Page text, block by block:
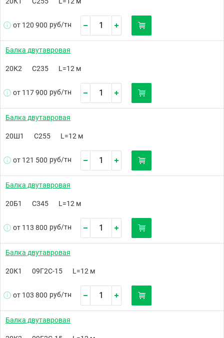
от 120 900 руб/тн
Балка двутавровая
20К2 С235 L=12 м
от 117 900 руб/тн
Балка двутавровая
20Ш1 С255 L=12 м
от 121 500 руб/тн
Балка двутавровая
20Б1 С345 L=12 м
от 113 800 руб/тн
Балка двутавровая
20К1 09Г2С-15 L=12 м
от 103 800 руб/тн
Балка двутавровая